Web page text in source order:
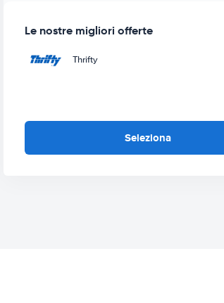
Le nostre migliori offerte
Thrifty
Seleziona